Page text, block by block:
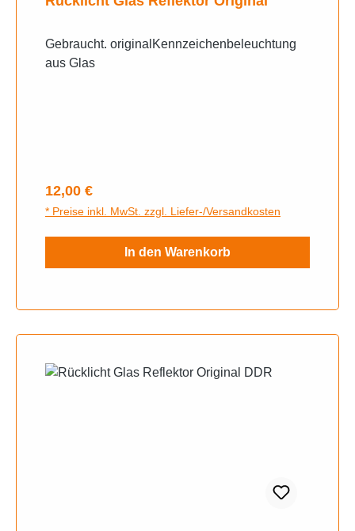
Gebraucht. originalKennzeichenbeleuchtung
aus Glas
Regulärer Preis:
12,00 €
* Preise inkl. MwSt. zzgl. Liefer-/Versandkosten
In den Warenkorb